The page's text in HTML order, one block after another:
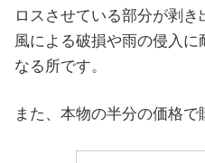
ロスさせている部分が剥
風による破損や雨の侵入
なる所です。
また、本物の半分の価格で